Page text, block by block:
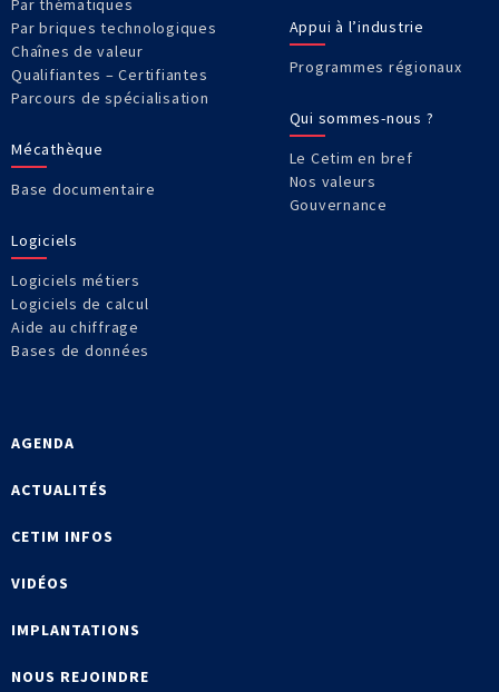
Par thématiques
Par briques technologiques
Chaînes de valeur
Qualifiantes – Certifiantes
Parcours de spécialisation
Mécathèque
Base documentaire
Logiciels
Logiciels métiers
Logiciels de calcul
Aide au chiffrage
Bases de données
Appui à l’industrie
Programmes régionaux
Qui sommes-nous ?
Le Cetim en bref
Nos valeurs
Gouvernance
AGENDA
ACTUALITÉS
CETIM INFOS
VIDÉOS
IMPLANTATIONS
NOUS REJOINDRE